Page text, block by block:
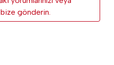
gönderin.